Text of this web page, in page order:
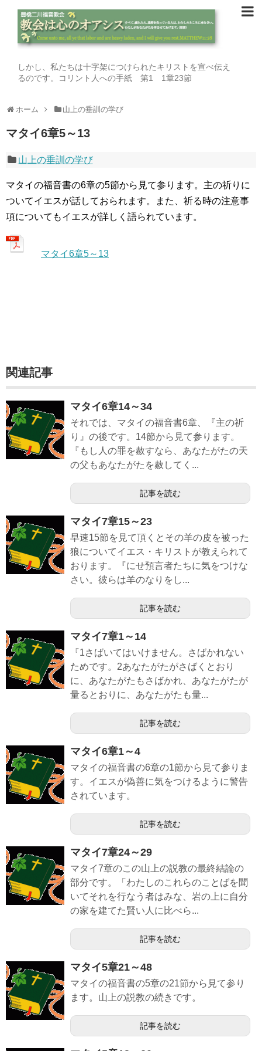
しかし、私たちは十字架につけられたキリストを宣べ伝え
るのです。コリント人への手紙 第1 1章23節
ホーム 山上の垂訓の学び
マタイ6章5～13
山上の垂訓の学び
マタイの福音書の6章の5節から見て参ります。主の祈りに
ついてイエスが話しておられます。また、祈る時の注意事
項についてもイエスが詳しく語られています。
マタイ6章5～13
関連記事
マタイ6章14～34
それでは、マタイの福音書6章、『主の祈
り』の後です。14節から見て参ります。
『もし人の罪を赦すなら、あなたがたの天
の父もあなたがたを赦してく...
記事を読む
マタイ7章15～23
早速15節を見て頂くとその羊の皮を被った
狼についてイエス・キリストが教えられて
おります。『にせ預言者たちに気をつけな
さい。彼らは羊のなりをし...
記事を読む
マタイ7章1～14
『1さばいてはいけません。さばかれない
ためです。2あなたがたがさばくとおり
に、あなたがたもさばかれ、あなたがたが
量るとおりに、あなたがたも量...
記事を読む
マタイ6章1～4
マタイの福音書の6章の1節から見て参りま
す。イエスが偽善に気をつけるように警告
されています。
記事を読む
マタイ7章24～29
マタイ7章のこの山上の説教の最終結論の
部分です。「わたしのこれらのことばを聞
いてそれを行なう者はみな、岩の上に自分
の家を建てた賢い人に比べら...
記事を読む
マタイ5章21～48
マタイの福音書の5章の21節から見て参り
ます。山上の説教の続きです。
記事を読む